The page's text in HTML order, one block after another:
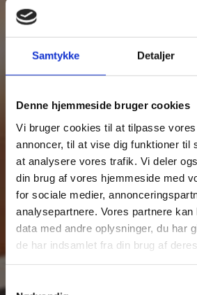
Samtykke Detaljer
Denne hjemmeside bruger cookies
Vi bruger cookies til at tilpasse
annoncer, til at vise dig funktioner til
at analysere vores trafik. Vi deler
din brug af vores hjemmeside med
for sociale medier,
analysepartnere. Vores partnere
data med andre oplysninger, du har
de har indsamlet fra din brug af